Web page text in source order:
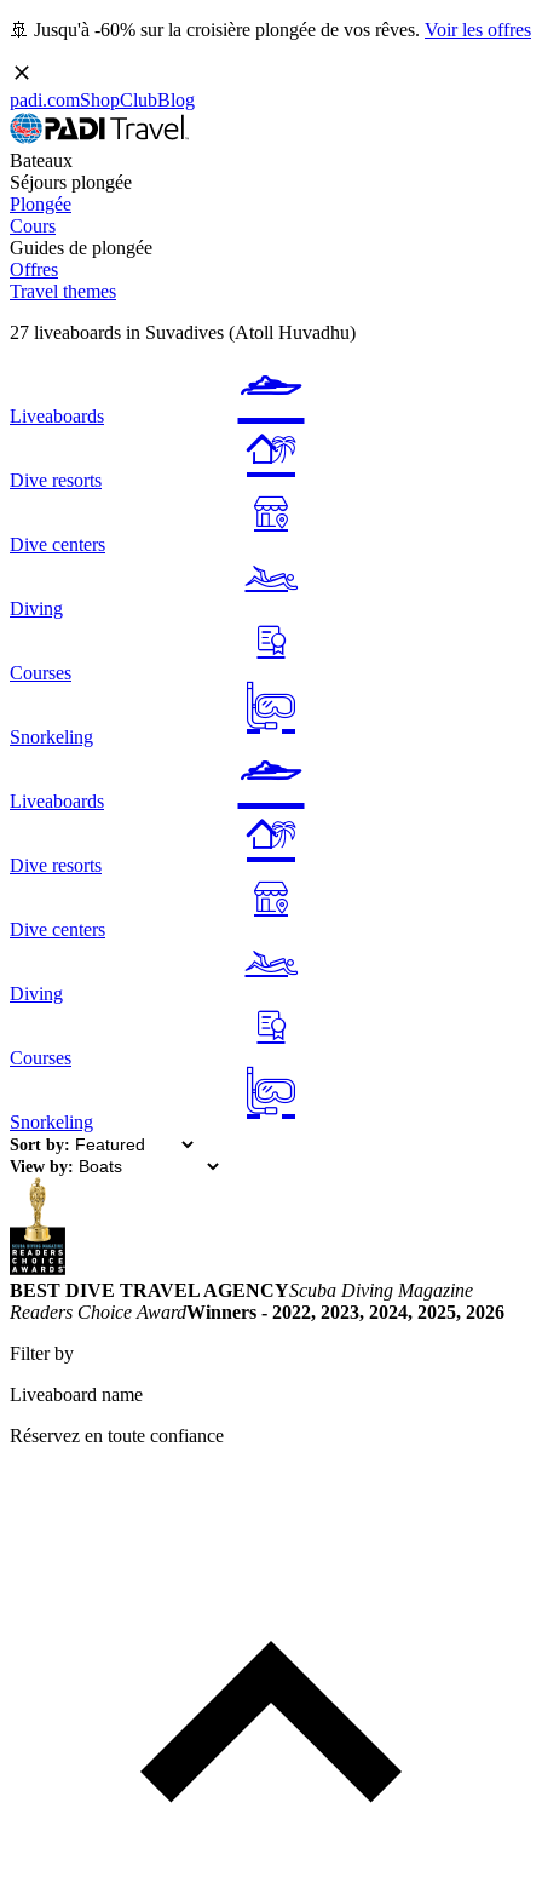
🚢 Jusqu'à -60% sur la croisière plongée de vos rêves. Voir les offres
padi.comShopClubBlog
Bateaux
Séjours plongée
Plongée
Cours
Guides de plongée
Offres
Travel themes
27 liveaboards in Suvadives (Atoll Huvadhu)
Liveaboards
Dive resorts
Dive centers
Diving
Courses
Snorkeling
Liveaboards
Dive resorts
Dive centers
Diving
Courses
Snorkeling
Sort by:
View by:
BEST DIVE TRAVEL AGENCYScuba Diving Magazine
Readers Choice AwardWinners - 2022, 2023, 2024, 2025, 2026
Filter by
Liveaboard name
Réservez en toute confiance